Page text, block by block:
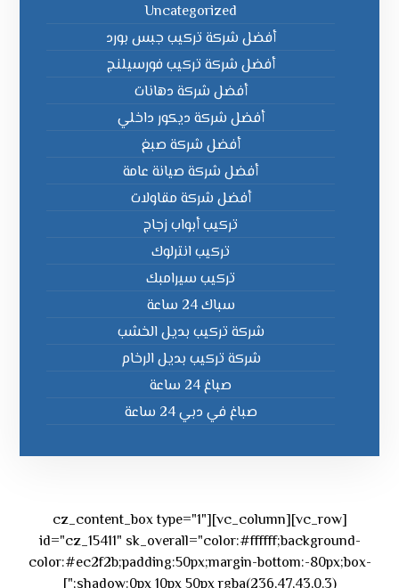
Uncategorized
أفضل شركة تركيب جبس بورد
أفضل شركة تركيب فورسيلنج
أفضل شركة دهانات
أفضل شركة ديكور داخلي
أفضل شركة صبغ
أفضل شركة صيانة عامة
أفضل شركة مقاولات
تركيب أبواب زجاج
تركيب انترلوك
تركيب سيرامبك
سباك 24 ساعة
شركة تركيب بديل الخشب
شركة تركيب بديل الرخام
صباغ 24 ساعة
صباغ في دبي 24 ساعة
[vc_row][vc_column][cz_content_box type="1"
id="cz_15411" sk_overall="color:#ffffff;background-
color:#ec2f2b;padding:50px;margin-bottom:-80px;box-